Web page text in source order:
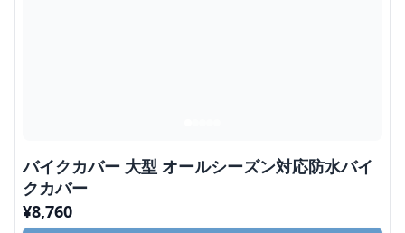
バイクカバー 大型 オールシーズン対応防水バイ
クカバー
¥8,760